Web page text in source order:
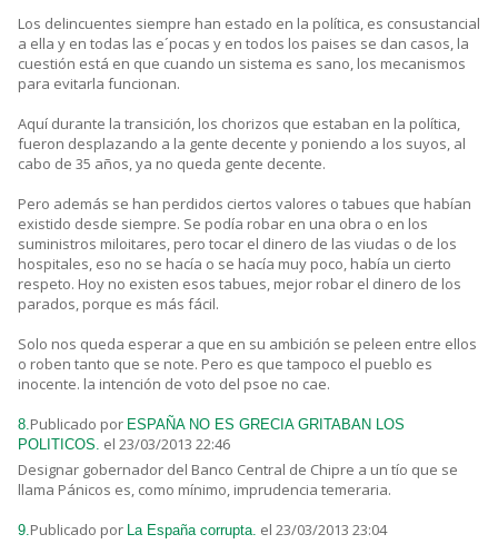
Los delincuentes siempre han estado en la política, es consustancial
a ella y en todas las e´pocas y en todos los paises se dan casos, la
cuestión está en que cuando un sistema es sano, los mecanismos
para evitarla funcionan.
Aquí durante la transición, los chorizos que estaban en la política,
fueron desplazando a la gente decente y poniendo a los suyos, al
cabo de 35 años, ya no queda gente decente.
Pero además se han perdidos ciertos valores o tabues que habían
existido desde siempre. Se podía robar en una obra o en los
suministros miloitares, pero tocar el dinero de las viudas o de los
hospitales, eso no se hacía o se hacía muy poco, había un cierto
respeto. Hoy no existen esos tabues, mejor robar el dinero de los
parados, porque es más fácil.
Solo nos queda esperar a que en su ambición se peleen entre ellos
o roben tanto que se note. Pero es que tampoco el pueblo es
inocente. la intención de voto del psoe no cae.
8.Publicado por ESPAÑA NO ES GRECIA GRITABAN LOS
POLITICOS. el 23/03/2013 22:46
Designar gobernador del Banco Central de Chipre a un tío que se
llama Pánicos es, como mínimo, imprudencia temeraria.
9.Publicado por La España corrupta. el 23/03/2013 23:04